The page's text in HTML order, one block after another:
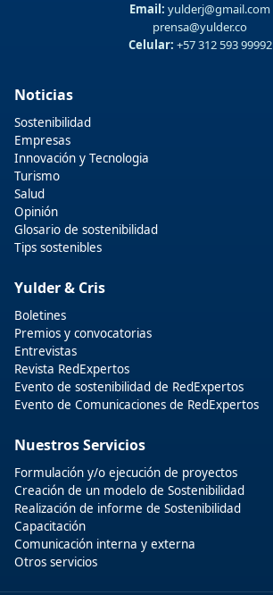
Email: yulderj@gmail.com
prensa@yulder.co
Celular: +57 312 593 99992
Noticias
Sostenibilidad
Empresas
Innovación y Tecnologia
Turismo
Salud
Opinión
Glosario de sostenibilidad
Tips sostenibles
Yulder & Cris
Boletines
Premios y convocatorias
Entrevistas
Revista RedExpertos
Evento de sostenibilidad de RedExpertos
Evento de Comunicaciones de RedExpertos
Nuestros Servicios
Formulación y/o ejecución de proyectos
Creación de un modelo de Sostenibilidad
Realización de informe de Sostenibilidad
Capacitación
Comunicación interna y externa
Otros servicios